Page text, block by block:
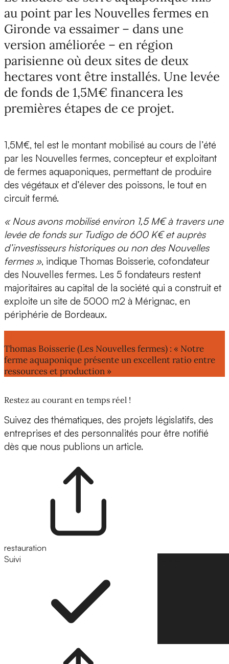
au point par les Nouvelles fermes en
Gironde va essaimer – dans une
version améliorée – en région
parisienne où deux sites de deux
hectares vont être installés. Une levée
de fonds de 1,5M€ financera les
premières étapes de ce projet.
1,5M€, tel est le montant mobilisé au cours de l’été
par les Nouvelles fermes, concepteur et exploitant
de fermes aquaponiques, permettant de produire
des végétaux et d’élever des poissons, le tout en
circuit fermé.
« Nous avons mobilisé environ 1,5 M€ à travers une
levée de fonds sur Tudigo de 600 K€ et auprès
d’investisseurs historiques ou non des Nouvelles
fermes », indique Thomas Boisserie, cofondateur
des Nouvelles fermes. Les 5 fondateurs restent
majoritaires au capital de la société qui a construit et
exploite un site de 5000 m2 à Mérignac, en
périphérie de Bordeaux.
Thomas Boisserie (Les Nouvelles fermes) : « Notre
ferme aquaponique présente un excellent ratio entre
ressources et production »
Restez au courant en temps réel !
Suivez des thématiques, des projets législatifs, des
entreprises et des personnalités pour être notifié
dès que nous publions un article.
restauration
Suivi